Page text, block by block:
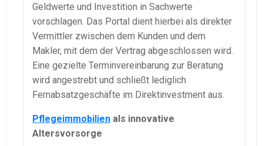
Geldwerte und Investition in Sachwerte
vorschlagen. Das Portal dient hierbei als direkter
Vermittler zwischen dem Kunden und dem
Makler, mit dem der Vertrag abgeschlossen wird.
Eine gezielte Terminvereinbarung zur Beratung
wird angestrebt und schließt lediglich
Fernabsatzgeschäfte im Direktinvestment aus.
Pflegeimmobilien als innovative
Altersvorsorge